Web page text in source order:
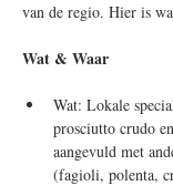
van de regio. Hier is
Wat & Waar
Wat: Lokale
prosciutto crudo
aangevuld met
(fagioli, polenta,